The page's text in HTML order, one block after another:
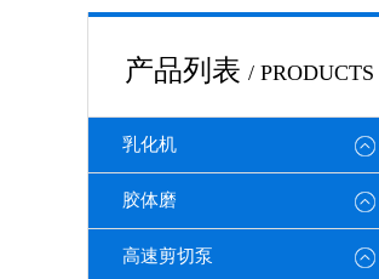
产品列表 / PRODUCTS
乳化机
胶体磨
高速剪切泵